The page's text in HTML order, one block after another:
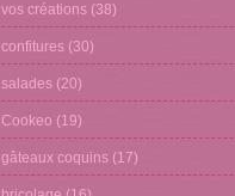
vos créations (38)
confitures (30)
salades (20)
Cookeo (19)
gâteaux coquins (17)